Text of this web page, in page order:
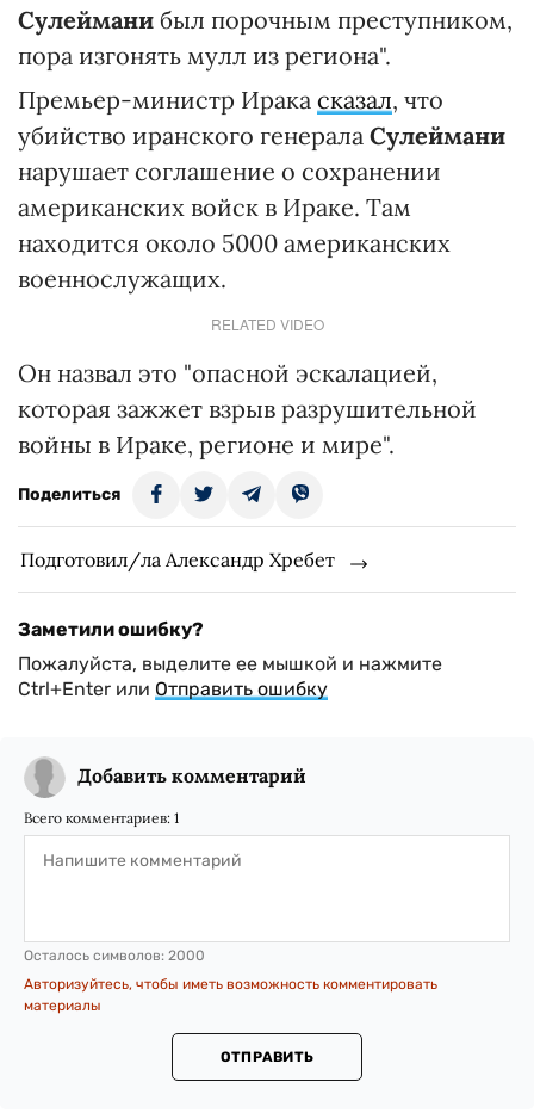
Сулеймани был порочным преступником,
пора изгонять мулл из региона".
Премьер-министр Ирака сказал, что
убийство иранского генерала Сулеймани
нарушает соглашение о сохранении
американских войск в Ираке. Там
находится около 5000 американских
военнослужащих.
RELATED VIDEO
Он назвал это "опасной эскалацией,
которая зажжет взрыв разрушительной
войны в Ираке, регионе и мире".
Поделиться
Подготовил/ла Александр Хребет
Заметили ошибку?
Пожалуйста, выделите ее мышкой и нажмите
Ctrl+Enter или Отправить ошибку
Добавить комментарий
Всего комментариев: 1
Осталось символов: 2000
Авторизуйтесь, чтобы иметь возможность комментировать
материалы
ОТПРАВИТЬ